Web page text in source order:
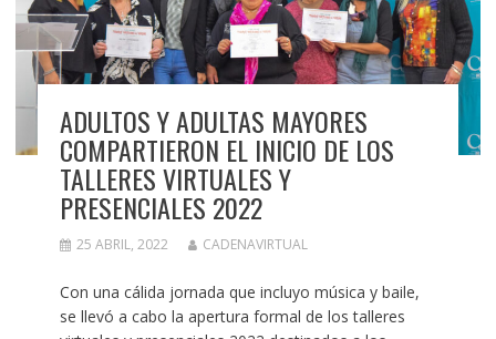
ADULTOS Y ADULTAS MAYORES
COMPARTIERON EL INICIO DE LOS
TALLERES VIRTUALES Y
PRESENCIALES 2022
25 ABRIL, 2022 CADENAVIRTUAL
Con una cálida jornada que incluyo música y baile,
se llevó a cabo la apertura formal de los talleres